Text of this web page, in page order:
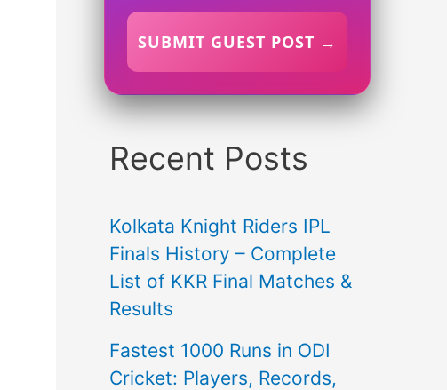
SUBMIT GUEST POST →
Recent Posts
Kolkata Knight Riders IPL
Finals History – Complete
List of KKR Final Matches &
Results
Fastest 1000 Runs in ODI
Cricket: Players, Records,